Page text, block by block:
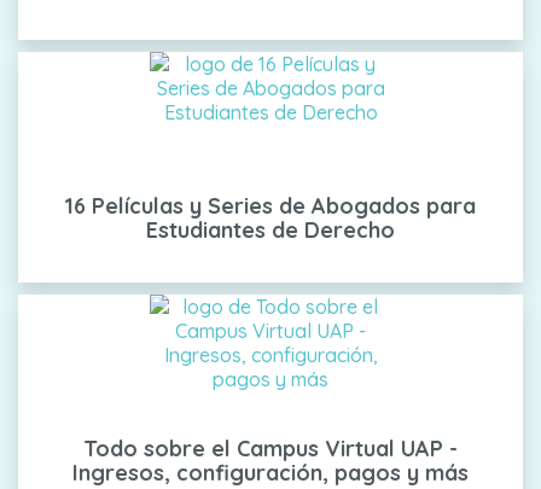
16 Películas y Series de Abogados para
Estudiantes de Derecho
Todo sobre el Campus Virtual UAP -
Ingresos, configuración, pagos y más